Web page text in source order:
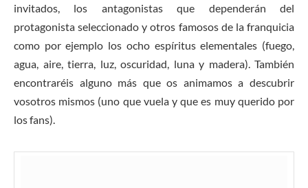
invitados, los antagonistas que dependerán del
protagonista seleccionado y otros famosos de la franquicia
como por ejemplo los ocho espíritus elementales (fuego,
agua, aire, tierra, luz, oscuridad, luna y madera). También
encontraréis alguno más que os animamos a descubrir
vosotros mismos (uno que vuela y que es muy querido por
los fans).